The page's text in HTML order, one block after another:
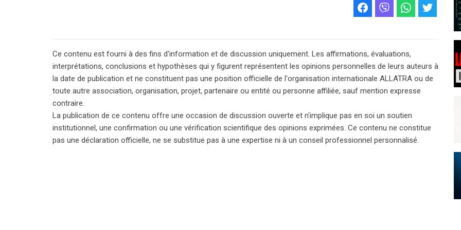
Ce contenu est fourni à des fins d'information et de discussion uniquement. Les affirmations, évaluations,
interprétations, conclusions et hypothèses qui y figurent représentent les opinions personnelles de leurs auteurs à
la date de publication et ne constituent pas une position officielle de l'organisation internationale ALLATRA ou de
toute autre association, organisation, projet, partenaire ou entité ou personne affiliée, sauf mention expresse
contraire.
La publication de ce contenu offre une occasion de discussion ouverte et n'implique pas en soi un soutien
institutionnel, une confirmation ou une vérification scientifique des opinions exprimées. Ce contenu ne constitue
pas une déclaration officielle, ne se substitue pas à une expertise ni à un conseil professionnel personnalisé.